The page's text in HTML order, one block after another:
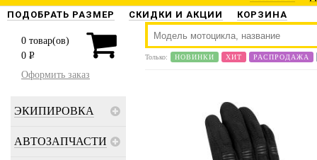
ПОДОБРАТЬ РАЗМЕР
СКИДКИ И АКЦИИ КОРЗИНА
0 товар(ов)
0 P
Оформить заказ
ЭКИПИРОВКА
АВТОЗАПЧАСТИ
Только: НОВИНКИ ХИТ РАСПРОДАЖА